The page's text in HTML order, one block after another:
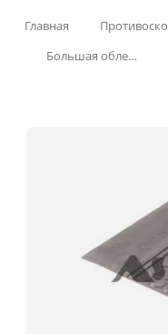
Главная
Большая облегченная проступь